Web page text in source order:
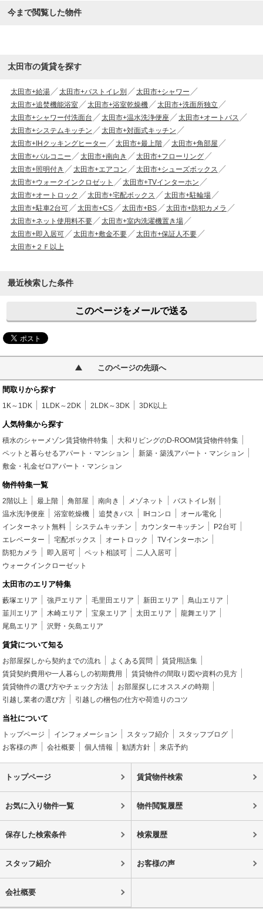
今まで閲覧した物件
太田市の賃貸を探す
太田市+給湯 太田市+バストイレ別
太田市+シャワー
太田市+追焚機能浴室
太田市+浴室乾燥機
太田市+洗面所独立
太田市+シャワー付洗面台
太田市+温水洗浄便座
太田市+オートバス
太田市+システムキッチン
太田市+対面式キッチン
太田市+IHクッキングヒーター
太田市+最上階
太田市+角部屋
太田市+バルコニー
太田市+南向き
太田市+フローリング
太田市+照明付き
太田市+エアコン
太田市+シューズボックス
太田市+ウォークインクロゼット
太田市+TVインターホン
太田市+オートロック
太田市+宅配ボックス
太田市+駐輪場
太田市+駐車2台可
太田市+CS 太田市+BS
太田市+防犯カメラ
太田市+ネット使用料不要
太田市+室内洗濯機置き場
太田市+即入居可
太田市+敷金不要
太田市+保証人不要
太田市+２Ｆ以上
最近検索した条件
このページをメールで送る
このページの先頭へ
間取りから探す
1K～1DK 1LDK～2DK 2LDK～3DK 3DK以上
人気特集から探す
積水のシャーメゾン賃貸物件特集
大和リビングのD-ROOM賃貸物件特集
ペットと暮らせるアパート・マンション
新築・築浅アパート・マンション
敷金・礼金ゼロアパート・マンション
物件特集一覧
2階以上 最上階 角部屋 南向き メゾネット
バストイレ別
温水洗浄便座
浴室乾燥機 追焚きバス IHコンロ
オール電化
インターネット無料
システムキッチン カウンターキッチン
P2台可
エレベーター
宅配ボックス オートロック
TVインターホン
防犯カメラ
即入居可 ペット相談可
二人入居可
ウォークインクローゼット
太田市のエリア特集
藪塚エリア 強戸エリア 毛里田エリア 新田エリア
鳥山エリア
韮川エリア
木崎エリア 宝泉エリア 太田エリア
龍舞エリア
尾島エリア
沢野・矢島エリア
賃貸について知る
お部屋探しから契約までの流れ よくある質問
賃貸用語集
賃貸契約費用や一人暮らしの初期費用
賃貸物件の間取り図や資料の見方
賃貸物件の選び方やチェック方法
お部屋探しにオススメの時期
引越し業者の選び方
引越しの梱包の仕方や荷造りのコツ
当社について
トップページ インフォメーション スタッフ紹介
スタッフブログ
お客様の声
会社概要 個人情報 勧誘方針 来店予約
トップページ 賃貸物件検索
お気に入り物件一覧 物件閲覧履歴
保存した検索条件 検索履歴
スタッフ紹介 お客様の声
会社概要